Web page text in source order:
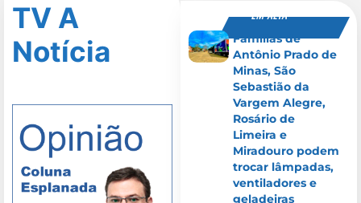
TV A
Notícia
EM ALTA
Famílias de
Antônio Prado de
Minas, São
Sebastião da
Vargem Alegre,
Rosário de
Limeira e
Miradouro podem
trocar lâmpadas,
ventiladores e
geladeiras